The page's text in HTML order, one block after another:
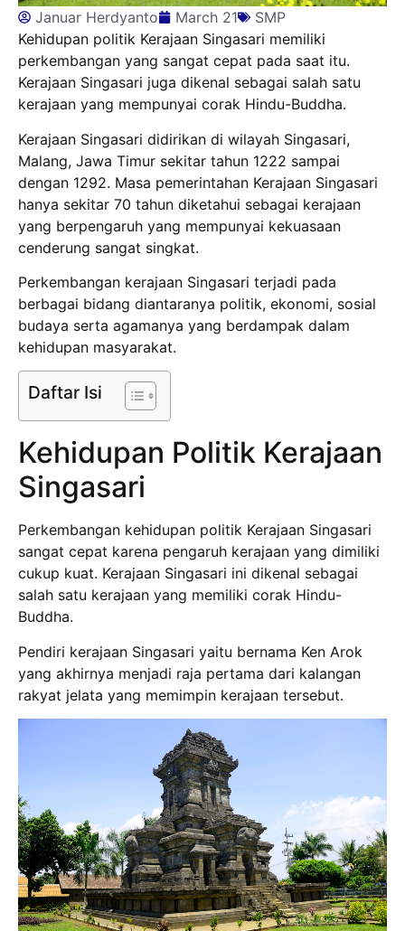
Januar Herdyanto March 21
SMP
Kehidupan politik Kerajaan Singasari memiliki
perkembangan yang sangat cepat pada saat itu.
Kerajaan Singasari juga dikenal sebagai salah satu
kerajaan yang mempunyai corak Hindu-Buddha.
Kerajaan Singasari didirikan di wilayah Singasari,
Malang, Jawa Timur sekitar tahun 1222 sampai
dengan 1292. Masa pemerintahan Kerajaan Singasari
hanya sekitar 70 tahun diketahui sebagai kerajaan
yang berpengaruh yang mempunyai kekuasaan
cenderung sangat singkat.
Perkembangan kerajaan Singasari terjadi pada
berbagai bidang diantaranya politik, ekonomi, sosial
budaya serta agamanya yang berdampak dalam
kehidupan masyarakat.
Daftar Isi
Kehidupan Politik Kerajaan
Singasari
Perkembangan kehidupan politik Kerajaan Singasari
sangat cepat karena pengaruh kerajaan yang dimiliki
cukup kuat. Kerajaan Singasari ini dikenal sebagai
salah satu kerajaan yang memiliki corak Hindu-
Buddha.
Pendiri kerajaan Singasari yaitu bernama Ken Arok
yang akhirnya menjadi raja pertama dari kalangan
rakyat jelata yang memimpin kerajaan tersebut.